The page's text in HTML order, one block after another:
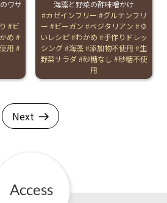
ワサ
ビ
め
用
海藻と野菜の酢味噌かけ
Tags:
カゼインフリー
グルテンフリ
ー
ビーガン ベジタリアン
ゆ
いレシピ わかめ
手作りドレッ
シング 海藻 添加物不使用
生
野菜サラダ 砂糖なし
砂糖不使
用
Next